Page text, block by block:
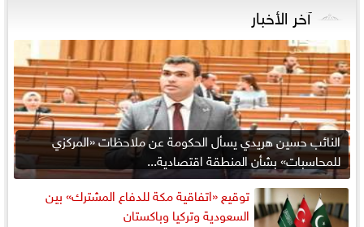
آخر الأخبار
النائب حسين هريدي يسأل الحكومة عن ملاحظات «المركزي
للمحاسبات» بشأن المنطقة اقتصادية...
توقيع «اتفاقية مكة للدفاع المشترك» بين
السعودية وتركيا وباكستان